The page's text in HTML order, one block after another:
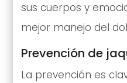
sus cuerpos y
mejor manejo del
Prevención de
La prevención es